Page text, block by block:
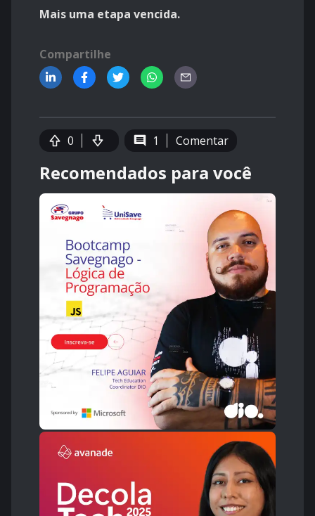
Mais uma etapa vencida.
Compartilhe
0 1 Comentar
Recomendados para você